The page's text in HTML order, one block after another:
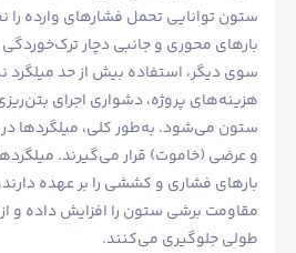
ستون توانایی تحمل فشارهای وارده را
بارهای محوری و جانبی دچار
سوی دیگر، استفاده بیش از حد میلگرد
هزینه‌های پروژه، دشواری اجرای
ستون می‌شود. به‌طور کلی، میلگردها
و عرضی (خاموت) قرار می‌گیرند.
بارهای فشاری و کششی را بر عهده
مقاومت برشی ستون را افزایش داده و
طولی جلوگیری می‌کنند.